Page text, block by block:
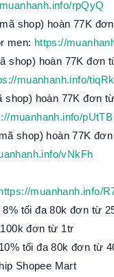
rpQyQ
shop) hoàn 77K
men: https://
shop) hoàn 77K đơn
muanhanh.info/tiqRk
shop) hoàn 77K đơn
muanhanh.info/pUtTB
shop) hoàn 77K
vNkFh
muanhanh.info/
tối đa 80k đơn từ
đơn từ 1tr
tối đa 80k đơn từ
Shopee Mart